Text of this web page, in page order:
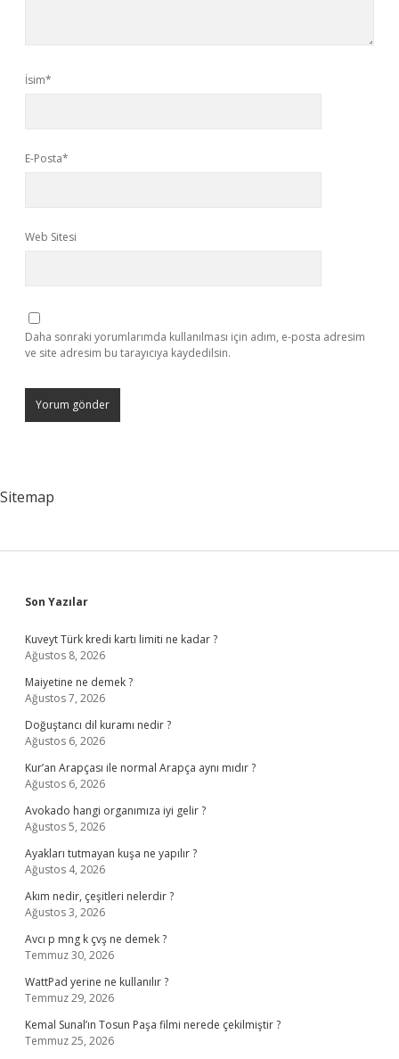
İsim*
E-Posta*
Web Sitesi
Daha sonraki yorumlarımda kullanılması için adım, e-posta adresim
ve site adresim bu tarayıcıya kaydedilsin.
Sitemap
Sidebar
Son Yazılar
Kuveyt Türk kredi kartı limiti ne kadar ?
Ağustos 8, 2026
Maiyetine ne demek ?
Ağustos 7, 2026
Doğuştancı dil kuramı nedir ?
Ağustos 6, 2026
Kur’an Arapçası ile normal Arapça aynı mıdır ?
Ağustos 6, 2026
Avokado hangi organımıza iyi gelir ?
Ağustos 5, 2026
Ayakları tutmayan kuşa ne yapılır ?
Ağustos 4, 2026
Akım nedir, çeşitleri nelerdir ?
Ağustos 3, 2026
Avcı p mng k çvş ne demek ?
Temmuz 30, 2026
WattPad yerine ne kullanılır ?
Temmuz 29, 2026
Kemal Sunal’ın Tosun Paşa filmi nerede çekilmiştir ?
Temmuz 25, 2026